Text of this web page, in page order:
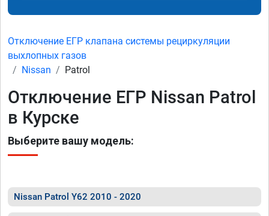
Отключение ЕГР клапана системы рециркуляции
выхлопных газов
Nissan
Patrol
Отключение ЕГР Nissan Patrol
в Курске
Выберите вашу модель:
Nissan Patrol Y62 2010 - 2020